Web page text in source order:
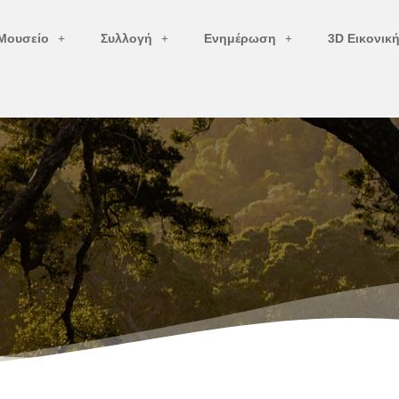
Συλλογή Ενημέρωση 3D